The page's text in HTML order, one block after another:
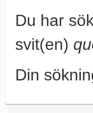
Du har
svit(en)
Din